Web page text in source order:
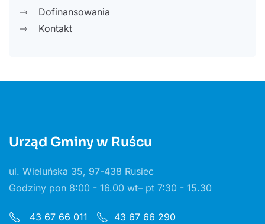
Dofinansowania
Kontakt
Urząd Gminy w Ruścu
ul. Wieluńska 35, 97-438 Rusiec
Godziny pon 8:00 - 16.00 wt– pt 7:30 - 15.30
43 67 66 011
43 67 66 290